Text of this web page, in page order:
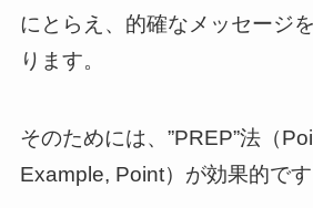
にとらえ、的確なメッセージ
ります。
そのためには、”PREP”法（
Example, Point）が効果的です